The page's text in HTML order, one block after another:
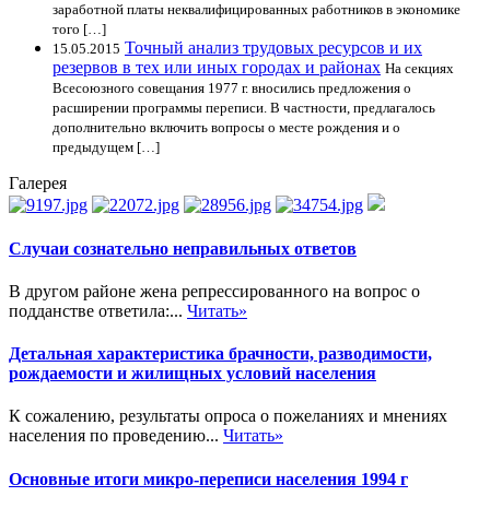
заработной платы неквалифицированных работников в экономике
того […]
15.05.2015 Точный анализ трудовых ресурсов и их
резервов в тех или иных городах и районах На секциях
Всесоюзного совещания 1977 г. вносились предложения о
расширении программы переписи. В частности, предлагалось
дополнительно включить вопросы о месте рождения и о
предыдущем […]
Галерея
Случаи сознательно неправильных ответов
В другом районе жена репрессированного на вопрос о
подданстве ответила:... Читать»
Детальная характеристика брачности, разводимости,
рождаемости и жилищных условий населения
К сожалению, результаты опроса о пожеланиях и мнениях
населения по проведению... Читать»
Основные итоги микро-переписи населения 1994 г